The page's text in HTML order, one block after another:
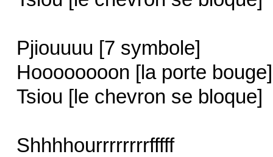
Pjiouuuu [7 symbole]
Hoooooooon [la porte bouge]
Tsiou [le chevron se bloque]
Shhhhourrrrrrrrfffff